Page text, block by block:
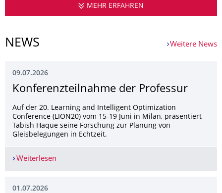
MEHR ERFAHREN
NEWS Weitere News
09.07.2026
Konferenzteilnahme der Professur
Auf der 20. Learning and Intelligent Optimization
Conference (LION20) vom 15-19 Juni in Milan, präsentiert
Tabish Haque seine Forschung zur Planung von
Gleisbelegungen in Echtzeit.
Weiterlesen
01.07.2026